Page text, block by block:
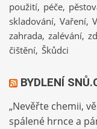
použití péče
skladování Vaření
zahrada zalévání
čištění Škůdci
BYDLENÍ
„Nevěřte chemii,
spálené hrnce a